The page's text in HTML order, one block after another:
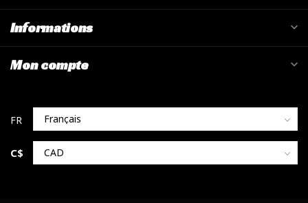
Informations
Mon compte
C$